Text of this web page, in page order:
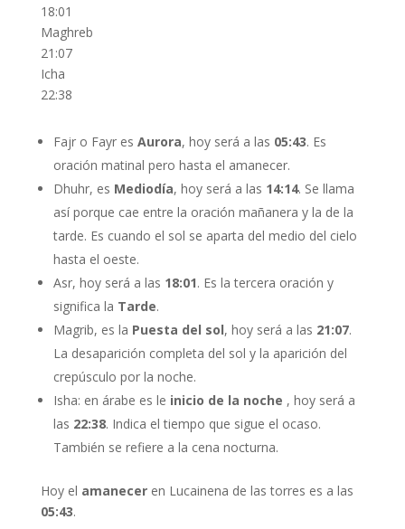
18:01
Maghreb
21:07
Icha
22:38
Fajr o Fayr es Aurora, hoy será a las 05:43. Es
oración matinal pero hasta el amanecer.
Dhuhr, es Mediodía, hoy será a las 14:14. Se llama
así porque cae entre la oración mañanera y la de la
tarde. Es cuando el sol se aparta del medio del cielo
hasta el oeste.
Asr, hoy será a las 18:01. Es la tercera oración y
significa la Tarde.
Magrib, es la Puesta del sol, hoy será a las 21:07.
La desaparición completa del sol y la aparición del
crepúsculo por la noche.
Isha: en árabe es le inicio de la noche , hoy será a
las 22:38. Indica el tiempo que sigue el ocaso.
También se refiere a la cena nocturna.
Hoy el amaneceren Lucainena de las torres es a las
05:43.